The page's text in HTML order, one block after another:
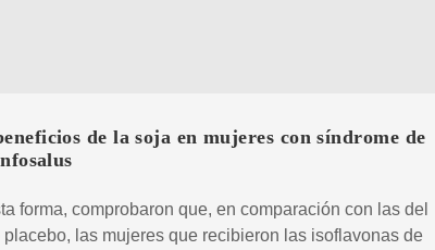
de la soja en mujeres con síndrome de
forma, comprobaron que, en comparación con las del
placebo, las mujeres que recibieron las isoflavonas de